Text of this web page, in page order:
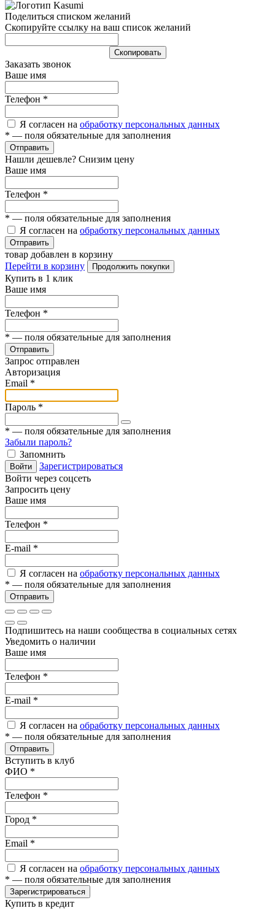
Поделиться списком желаний
Скопируйте ссылку на ваш список желаний
Cкопировать
Заказать звонок
Ваше имя
Телефон *
Я согласен на обработку персональных данных
* — поля обязательные для заполнения
Отправить
Нашли дешевле? Снизим цену
Ваше имя
Телефон *
* — поля обязательные для заполнения
Я согласен на обработку персональных данных
Отправить
товар добавлен в корзину
Перейти в корзину
Продолжить покупки
Купить в 1 клик
Ваше имя
Телефон *
* — поля обязательные для заполнения
Отправить
Запрос отправлен
Авторизация
Email *
Пароль *
* — поля обязательные для заполнения
Забыли пароль?
Запомнить
Войти
Зарегистрироваться
Войти через соцсеть
Запросить цену
Ваше имя
Телефон *
E-mail *
Я согласен на обработку персональных данных
* — поля обязательные для заполнения
Отправить
Подпишитесь на наши сообщества в социальных сетях
Уведомить о наличии
Ваше имя
Телефон *
E-mail *
Я согласен на обработку персональных данных
* — поля обязательные для заполнения
Отправить
Вступить в клуб
ФИО *
Телефон *
Город *
Email *
Я согласен на обработку персональных данных
* — поля обязательные для заполнения
Зарегистрироваться
Купить в кредит